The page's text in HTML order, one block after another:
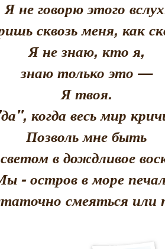
Я не говорю этого
сквозь меня, как
Я не знаю, кто я,
знаю только это —
Я твоя.
когда весь мир
Позволь мне быть
в дождливое
- остров в море
смеяться или